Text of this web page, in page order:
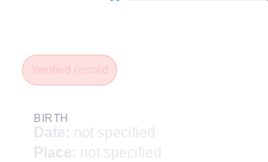
BIRTH
Date: not specified
Place: not specified